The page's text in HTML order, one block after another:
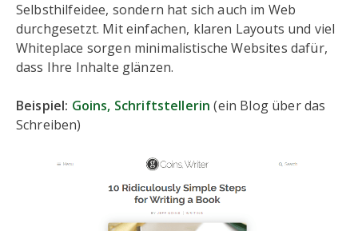
Selbsthilfeidee, sondern hat sich auch im Web
durchgesetzt. Mit einfachen, klaren Layouts und viel
Whiteplace sorgen minimalistische Websites dafür,
dass Ihre Inhalte glänzen.
Beispiel: Goins, Schriftstellerin (ein Blog über das
Schreiben)